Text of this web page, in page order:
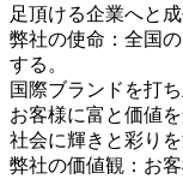
足頂ける企業へと成
弊社の使命：全国
する。
国際ブランドを打
お客様に富と価値を
社会に輝きと彩りを
弊社の価値観：お